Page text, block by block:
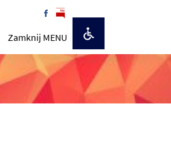
Zamknij MENU